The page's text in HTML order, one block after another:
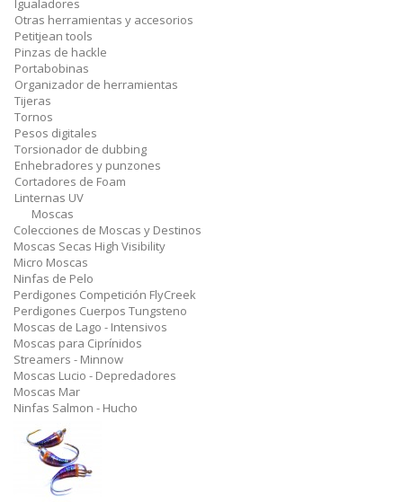
Igualadores
Otras herramientas y accesorios
Petitjean tools
Pinzas de hackle
Portabobinas
Organizador de herramientas
Tijeras
Tornos
Pesos digitales
Torsionador de dubbing
Enhebradores y punzones
Cortadores de Foam
Linternas UV
Moscas
Colecciones de Moscas y Destinos
Moscas Secas High Visibility
Micro Moscas
Ninfas de Pelo
Perdigones Competición FlyCreek
Perdigones Cuerpos Tungsteno
Moscas de Lago - Intensivos
Moscas para Ciprínidos
Streamers - Minnow
Moscas Lucio - Depredadores
Moscas Mar
Ninfas Salmon - Hucho